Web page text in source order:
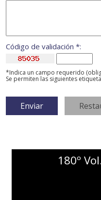
Código de validación *:
*Indica un campo requerido
Se permiten las siguientes
180º